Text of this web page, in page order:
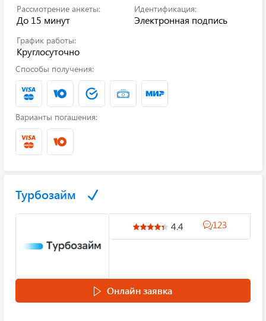
Рассмотрение анкеты:
До 15 минут
Идентификация:
Электронная подпись
График работы:
Круглосуточно
Способы получения:
Варианты погашения:
Турбозайм
4.4 123
Онлайн заявка